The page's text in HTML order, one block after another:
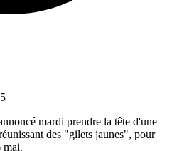
mardi prendre la tête d'une
des "gilets jaunes", pour
mai.